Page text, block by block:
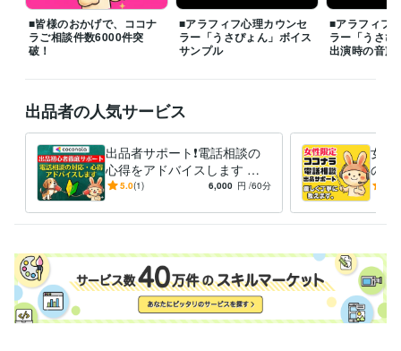
つらく苦しい気持ちやモヤモヤを少しでも早く手放し、心穏やかに過ご
せるよう、誠心誠意サポートいたします。どんなことでもお気軽にご相
談くださいね。
※離席中や通話中の場合でも、「この後お電話できますか？」などメッセ
折り返しご連絡し、優先的にご相談予約を承ります。
❤️うさぴょんの声（自己紹介）
https://coconala.com/blogs/2442027/760213
❤️うさぴょん【FMラジオ出演時の音声】
https://coconala.com/blogs/2442027/530041
経験職種
営業 / 個人営業 経験年数 : 25年
カスタマーサポート・カスタマーサクセス / カスタマーサポート・ヘ
ルプデスク
経験年数 : 18年
■皆様のおかげで、ココナ
ラご相談件数6000件突
破！
■アラフィフ心理カウンセ
ラー「うさぴょん」ボイス
サンプル
■アラフィフ
ラー「うさぴ
出演時の音声
出品者の人気サービス
出品者サポート❗電話相談の
心得をアドバイスします 登
録34日でプラチナ！実績600
5.0(1) 6,000 円 /60分
女性
の練
千件